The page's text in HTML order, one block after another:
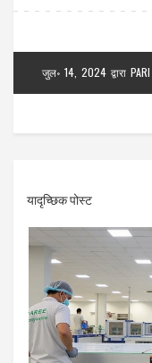
जुल॰ 14, 2024 द्वारा
यादृच्छिक पोस्ट